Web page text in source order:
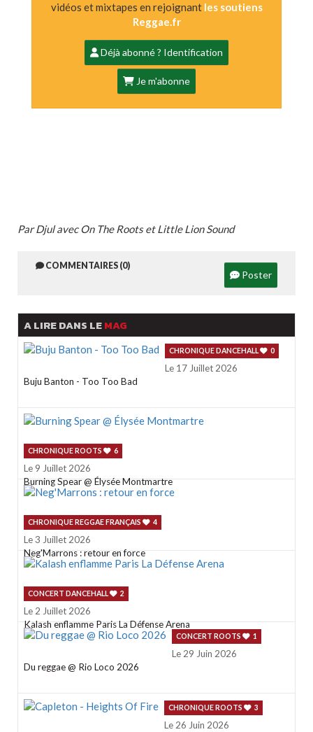
vidéos et mixtapes en rejoignant les soutiens
Reggae.fr
Déjà abonné ? Identification
Je m'abonne
Par Djul avec On The Roots et Little Lion Sound
COMMENTAIRES (0)
Poster
A LIRE DANS LEMAG
CHRONIQUE DANCEHALL 0
Le 17 Juillet 2026
Buju Banton - Too Too Bad
CHRONIQUE ROOTS 6
Le 9 Juillet 2026
Burning Spear @ Élysée Montmartre
CHRONIQUE REGGAE FRANÇAIS 4
Le 3 Juillet 2026
Neg'Marrons : retour en force
CONCERT DANCEHALL 2
Le 2 Juillet 2026
Kalash enflamme Paris La Défense Arena
CONCERT ROOTS 1
Le 29 Juin 2026
Du reggae @ Rio Loco 2026
CHRONIQUE ROOTS 3
Le 26 Juin 2026